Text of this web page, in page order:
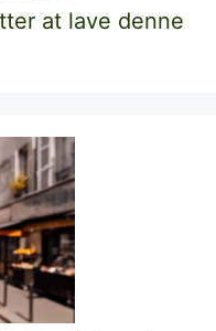
at lave denne